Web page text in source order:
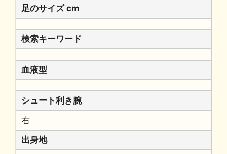
足のサイズ cm
検索キーワード
血液型
シュート利き腕
右
出身地